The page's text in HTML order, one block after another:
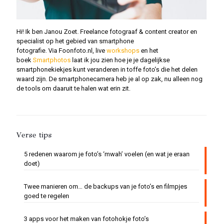
Hi! Ik ben Janou Zoet. Freelance fotograaf & content creator en
specialist op het gebied van smartphone
fotografie. Via Foonfoto.nl, live workshops en het
boek Smartphotos laat ik jou zien hoe je je dagelijkse
smartphonekiekjes kunt veranderen in toffe foto’s die het delen
waard zijn. De smartphonecamera heb je al op zak, nu alleen nog
de tools om daaruit te halen wat erin zit.
Verse tips
5 redenen waarom je foto’s ‘mwah’ voelen (en wat je eraan
doet)
Twee manieren om… de backups van je foto’s en filmpjes
goed te regelen
3 apps voor het maken van fotohokje foto’s